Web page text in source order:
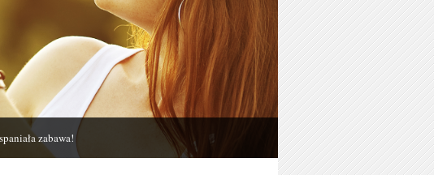
zabawa!